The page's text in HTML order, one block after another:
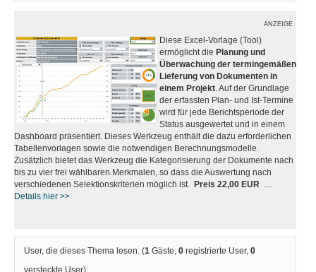
ANZEIGE
Diese Excel-Vorlage (Tool)
ermöglicht die Planung und
Überwachung der termingemäßen
Lieferung von Dokumenten in
einem Projekt . Auf der Grundlage
der erfassten Plan- und Ist-Termine
wird für jede Berichtsperiode der
Status ausgewertet und in einem
Dashboard präsentiert. Dieses Werkzeug enthält die dazu erforderlichen
Tabellenvorlagen sowie die notwendigen Berechnungsmodelle.
Zusätzlich bietet das Werkzeug die Kategorisierung der Dokumente nach
bis zu vier frei wählbaren Merkmalen, so dass die Auswertung nach
verschiedenen Selektionskriterien möglich ist. Preis 22,00 EUR
Details hier >>
User, die dieses Thema lesen. (1 Gäste,0 registrierte User,0
versteckte User):